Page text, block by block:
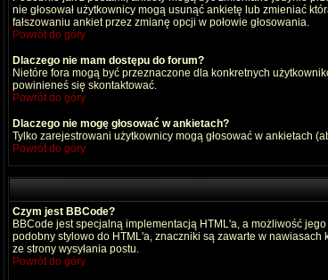
nie głosował użytkownicy mogą usunąć ankietę lub zmieniać
fałszowaniu ankiet przez zmianę opcji w połowie głosowania.
Powrót do góry
Dlaczego nie mam dostępu do forum?
Nietóre fora mogą być przeznaczone dla konkretnych
powinieneś się skontaktować.
Powrót do góry
Dlaczego nie mogę głosować w ankietach?
Tylko zarejestrowani użytkownicy mogą głosować w ankietach
Powrót do góry
Czym jest BBCode?
BBCode jest specjalną implementacją HTML'a, a możliwość
podobny stylowo do HTML'a, znaczniki są zawarte w
ze strony wysyłania postu.
Powrót do góry